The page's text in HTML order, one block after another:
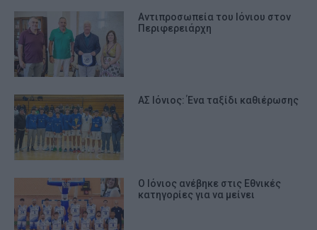
Αντιπροσωπεία του Ιόνιου στον
Περιφερειάρχη
ΑΣ Ιόνιος: Ένα ταξίδι καθιέρωσης
Ο Ιόνιος ανέβηκε στις Εθνικές
κατηγορίες για να μείνει